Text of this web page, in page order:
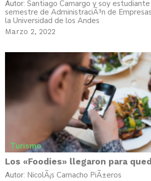
Autor: Santiago Camargo y soy
semestre de AdministraciÃ³n de
la Universidad de los Andes
Marzo 2, 2022
Turismo
Los «Foodies» llegaron para
Autor: NicolÃ¡s Camacho PiÃ±eros